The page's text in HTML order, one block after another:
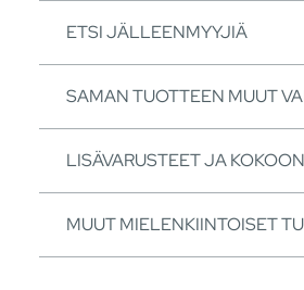
ETSI JÄLLEENMYYJIÄ
SAMAN TUOTTEEN MUUT
LISÄVARUSTEET JA
MUUT MIELENKIINTOISET